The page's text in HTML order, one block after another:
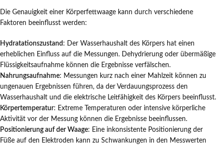
Die Genauigkeit einer Körperfettwaage kann durch verschiedene
Faktoren beeinflusst werden:
Hydratationszustand : Der Wasserhaushalt des Körpers hat einen
erheblichen Einfluss auf die Messungen. Dehydrierung oder übermäßige
Flüssigkeitsaufnahme können die Ergebnisse verfälschen.
Nahrungsaufnahme: Messungen kurz nach einer Mahlzeit können zu
ungenauen Ergebnissen führen, da der Verdauungsprozess den
Wasserhaushalt und die elektrische Leitfähigkeit des Körpers beeinflusst.
Körpertemperatur: Extreme Temperaturen oder intensive körperliche
Aktivität vor der Messung können die Ergebnisse beeinflussen.
Positionierung auf der Waage: Eine inkonsistente Positionierung der
Füße auf den Elektroden kann zu Schwankungen in den Messwerten